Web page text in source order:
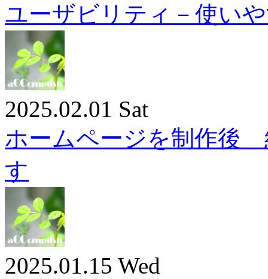
ユーザビリティ－使い
2025.02.01 Sat
ホームページを制作後
す
2025.01.15 Wed